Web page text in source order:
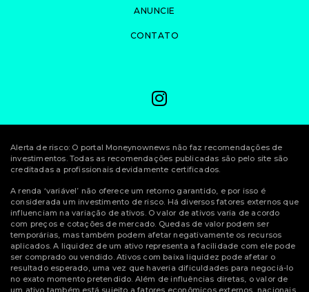
ANUNCIE
CONTATO
Alerta de risco: O portal Moneynownews não faz recomendações de
investimentos. Todas as recomendações publicadas são pelo site são
creditadas a profissionais devidamente certificados.
A renda ‘variável’ não oferece um retorno garantido, e por isso é
considerada um investimento de risco. Há diversos fatores externos que
influenciam na variação de ativos. O valor de ativos varia de acordo
com preços e cotações de mercado. Quedas de valor podem ser
temporárias, mas também podem afetar negativamente os recursos
aplicados. A liquidez de um ativo representa a facilidade com ele pode
ser comprado ou vendido. Ativos com baixa liquidez pode afetar o
resultado esperado, uma vez que haveria dificuldades para negociá-lo
no exato momento pretendido. Além de influências diretas, o valor de